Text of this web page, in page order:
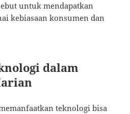
untuk mendapatkan
kebiasaan konsumen dan
dalam
teknologi bisa